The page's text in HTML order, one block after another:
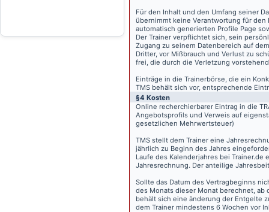
Für den Inhalt und den Umfang seiner
übernimmt keine Verantwortung für den
automatisch generierten Profile Page
Der Trainer verpflichtet sich, sein
Zugang zu seinem Datenbereich auf
Dritter, vor Mißbrauch und Verlust zu
frei, die durch die Verletzung
Einträge in die Trainerbörse, die ein
TMS behält sich vor, entsprechende
§4 Kosten
Online recherchierbarer Eintrag in die
Angebotsprofils und Verweis auf
gesetzlichen Mehrwertsteuer)
TMS stellt dem Trainer eine
jährlich zu Beginn des Jahres
Laufe des Kalenderjahres bei
Jahresrechnung. Der anteilige
Sollte das Datum des Vertragbeginns
des Monats dieser Monat berechnet, ab
behält sich eine änderung der Entgelte
dem Trainer mindestens 6 Wochen vor